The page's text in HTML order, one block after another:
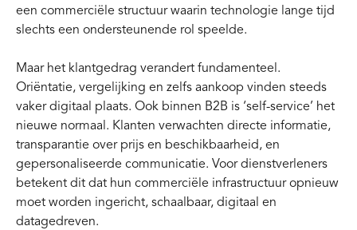
een commerciële structuur waarin technologie lange tijd
slechts een ondersteunende rol speelde.
Maar het klantgedrag verandert fundamenteel.
Oriëntatie, vergelijking en zelfs aankoop vinden steeds
vaker digitaal plaats. Ook binnen B2B is ‘self-service’ het
nieuwe normaal. Klanten verwachten directe informatie,
transparantie over prijs en beschikbaarheid, en
gepersonaliseerde communicatie. Voor dienstverleners
betekent dit dat hun commerciële infrastructuur opnieuw
moet worden ingericht, schaalbaar, digitaal en
datagedreven.